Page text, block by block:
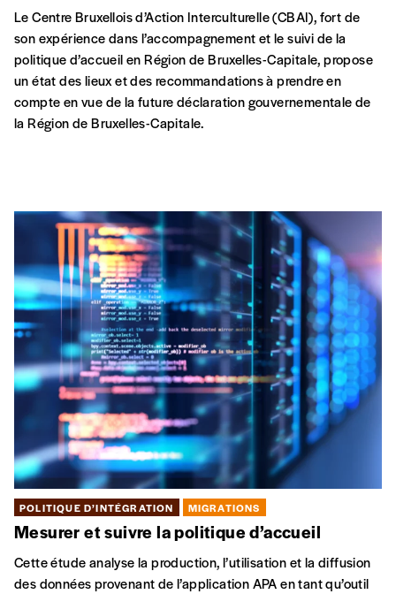
Le Centre Bruxellois d’Action Interculturelle (CBAI), fort de
son expérience dans l’accompagnement et le suivi de la
politique d’accueil en Région de Bruxelles-Capitale, propose
un état des lieux et des recommandations à prendre en
compte en vue de la future déclaration gouvernementale de
la Région de Bruxelles-Capitale.
POLITIQUE D’INTÉGRATION MIGRATIONS
Mesurer et suivre la politique d’accueil
Cette étude analyse la production, l’utilisation et la diffusion
des données provenant de l’application APA en tant qu’outil